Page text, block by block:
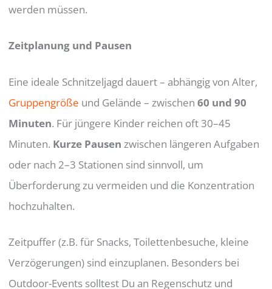
werden müssen.
Zeitplanung und Pausen
Eine ideale Schnitzeljagd dauert – abhängig von Alter,
Gruppengröße und Gelände – zwischen60 und 90
Minuten. Für jüngere Kinder reichen oft 30–45
Minuten. Kurze Pausen zwischen längeren Aufgaben
oder nach 2–3 Stationen sind sinnvoll, um
Überforderung zu vermeiden und die Konzentration
hochzuhalten.
Zeitpuffer (z.B. für Snacks, Toilettenbesuche, kleine
Verzögerungen) sind einzuplanen. Besonders bei
Outdoor-Events solltest Du an Regenschutz und